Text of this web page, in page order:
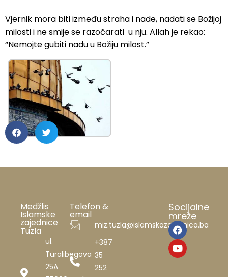
Vjernik mora biti između straha i nade, nadati se Božijoj
milosti i ne smije se razočarati u nju. Allah je rekao:
“Nemojte gubiti nadu u Božiju milost.”
Medžlis
Islamske
zajednice
Tuzla
ul.
Turalibegova
25A
Telefon &
email
miz.tuzla@islamskazajednica.ba
+387
35
252
Socijalne
mreže